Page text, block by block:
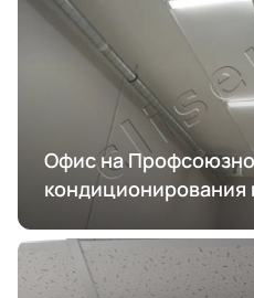
Офис на
кондиционирования